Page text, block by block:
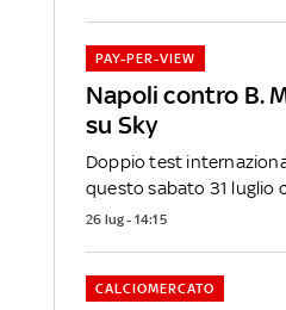
Napoli contro B.
su Sky
PAY-PER-VIEW
Doppio test
questo sabato 31 luglio
26 lug - 14:15
CALCIOMERCATO